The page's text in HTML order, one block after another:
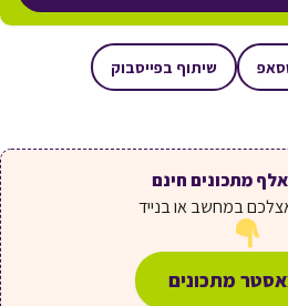
שיתוף בפייסבוק
במחשב או בנייד
מתכונים